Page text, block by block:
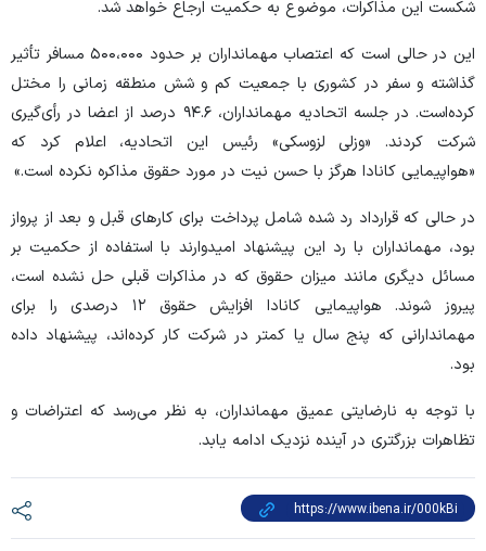
شکست این مذاکرات، موضوع به حکمیت ارجاع خواهد شد.
این در حالی است که اعتصاب مهمانداران بر حدود ۵۰۰،۰۰۰ مسافر تأثیر
گذاشته و سفر در کشوری با جمعیت کم و شش منطقه زمانی را مختل
کرده‌است. در جلسه اتحادیه مهمانداران، ۹۴.۶ درصد از اعضا در رأی‌گیری
شرکت کردند. «وزلی لزوسکی» رئیس این اتحادیه، اعلام کرد که
«هواپیمایی کانادا هرگز با حسن نیت در مورد حقوق مذاکره نکرده است.»
در حالی که قرارداد رد شده شامل پرداخت برای کار‌های قبل و بعد از پرواز
بود، مهمانداران با رد این پیشنهاد امیدوارند با استفاده از حکمیت بر
مسائل دیگری مانند میزان حقوق که در مذاکرات قبلی حل نشده است،
پیروز شوند. هواپیمایی کانادا افزایش حقوق ۱۲ درصدی را برای
مهماندارانی که پنج سال یا کمتر در شرکت کار کرده‌اند، پیشنهاد داده
بود.
با توجه به نارضایتی عمیق مهمانداران، به نظر می‌رسد که اعتراضات و
تظاهرات بزرگتری در آینده نزدیک ادامه یابد.